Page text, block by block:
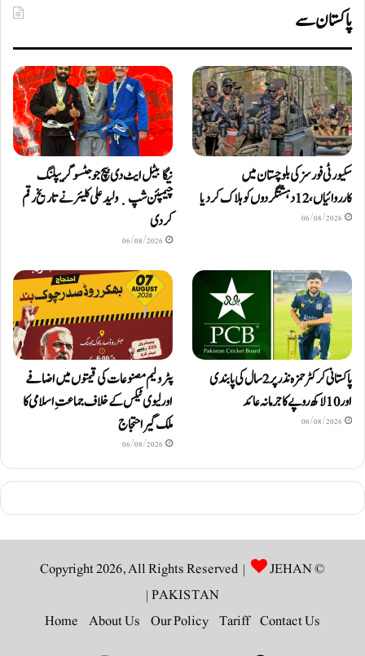
پاکستان سے
سکیورٹی فورسز کی بلوچستان میں
کارروائیاں، 12 دہشتگردوں کو ہلاک کردیا
06/08/2026
نیگا بیٹل ایٹ دی بیچ جوجٹسو گریپلنگ
چیمپئن شپ ٜ ولید علی کلیئر نے تاریخ رقم
کر دی
06/08/2026
پاکستانی کرکٹر حمزہ نذر پر 2 سال کی پابندی
اور 10 لاکھ روپےکا جرمانہ عائد
06/08/2026
پٹرولیم مصنوعات کی قیمتوں میں اضافے
اور لیوی ٹیکس کے خلاف جماعتِ اسلامی کا
ملک گیر احتجاج
06/08/2026
© Copyright 2026, All Rights Reserved |
JEHAN
PAKISTAN
|
Contact Us
Tariff
Our Policy
About Us
Home